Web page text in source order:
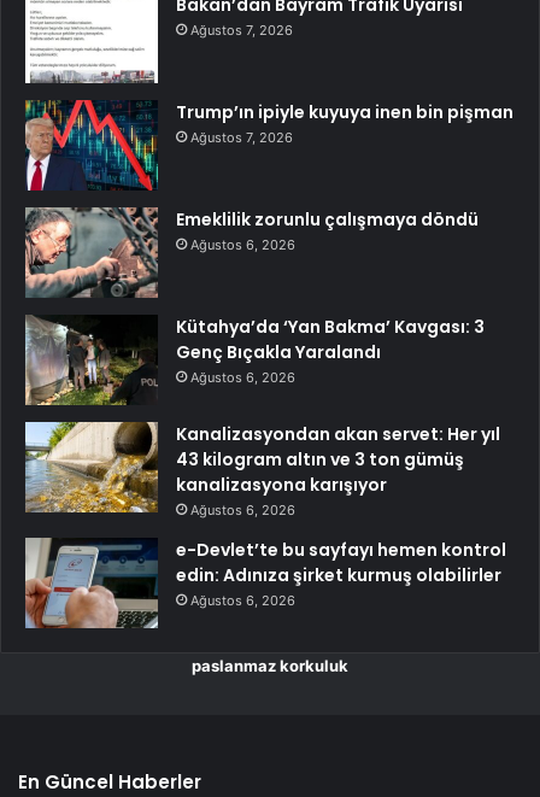
Bakan’dan Bayram Trafik Uyarısı
Ağustos 7, 2026
Trump’ın ipiyle kuyuya inen bin pişman
Ağustos 7, 2026
Emeklilik zorunlu çalışmaya döndü
Ağustos 6, 2026
Kütahya’da ‘Yan Bakma’ Kavgası: 3
Genç Bıçakla Yaralandı
Ağustos 6, 2026
Kanalizasyondan akan servet: Her yıl
43 kilogram altın ve 3 ton gümüş
kanalizasyona karışıyor
Ağustos 6, 2026
e-Devlet’te bu sayfayı hemen kontrol
edin: Adınıza şirket kurmuş olabilirler
Ağustos 6, 2026
paslanmaz korkuluk
En Güncel Haberler